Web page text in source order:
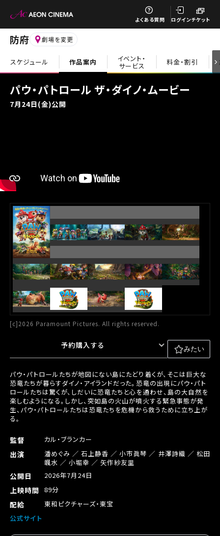
よくある質問 ログインチケット
防府 劇場を変更
スケジュール 作品案内 イベント・
サービス 料金・割引
パウ・パトロール ザ・ダイノ・ムービー
7月24日(金)公開
[c]2026 Paramount Pictures. All rights reserved.
予約購入する みたい
パウ・パトロールたちが地図にない島にたどり着くが、そこは巨大な
恐竜たちが暮らすダイノ・アイランドだった。恐竜の出現にパウ・パト
ロールたちは驚くが、しだいに恐竜たちと心を通わせ、島の大自然を
楽しむようになる。しかし、突如島の火山が噴火する緊急事態が発
生、パウ・パトロールたちは恐竜たちを危機から救うために立ち上が
る。
監督 カル・ブランカー
出演
潘めぐみ ／ 石上静香 ／ 小市眞琴 ／ 井澤詩織 ／ 松田
颯水 ／ 小堀幸 ／ 矢作紗友里
公開日 2026年7月24日
上映時間 89分
配給
東和ピクチャーズ・東宝
公式サイト
閉じる
閉じる